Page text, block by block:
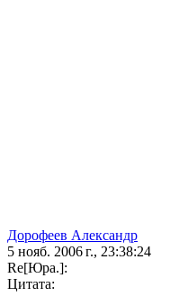
Дорофеев Александр
5 нояб. 2006 г., 23:38:24
Re[Юра.]:
Цитата: